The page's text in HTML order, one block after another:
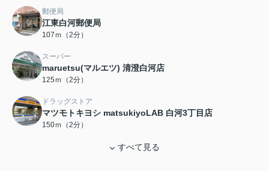
郵便局
江東白河郵便局
107ｍ（2分）
スーパー
maruetsu(マルエツ) 清澄白河店
125ｍ（2分）
ドラッグストア
マツモトキヨシ matsukiyoLAB 白河3丁目店
150ｍ（2分）
すべて見る